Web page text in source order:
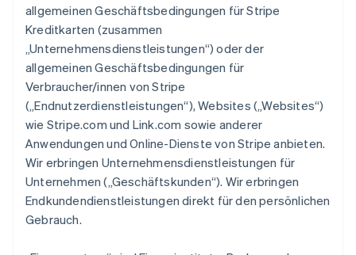
allgemeinen Geschäftsbedingungen für Stripe
Kreditkarten (zusammen
„Unternehmensdienstleistungen“) oder der
allgemeinen Geschäftsbedingungen für
Verbraucher/innen von Stripe
(„Endnutzerdienstleistungen“), Websites („Websites“)
wie Stripe.com und Link.com sowie anderer
Anwendungen und Online-Dienste von Stripe anbieten.
Wir erbringen Unternehmensdienstleistungen für
Unternehmen („Geschäftskunden“). Wir erbringen
Endkundendienstleistungen direkt für den persönlichen
Gebrauch.